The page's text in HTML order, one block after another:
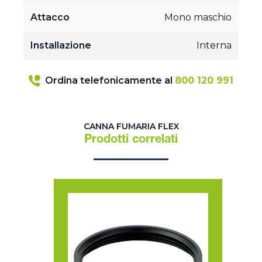
Attacco Mono maschio
Installazione Interna
Ordina telefonicamente al 800 120 991
CANNA FUMARIA FLEX
Prodotti correlati